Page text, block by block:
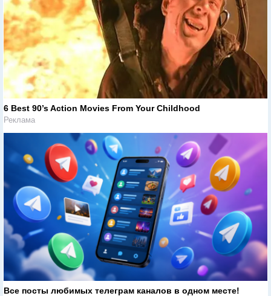
6 Best 90’s Action Movies From Your Childhood
Реклама
Все посты любимых телеграм каналов в одном месте!